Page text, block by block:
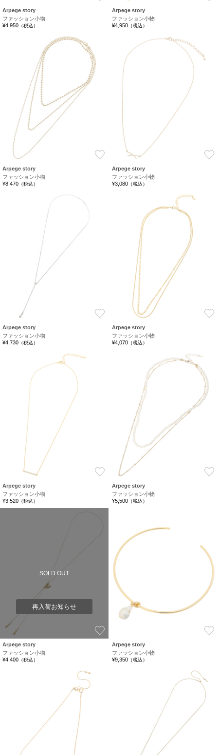
Arpege story
ファッション小物
¥4,950 （税込）
Arpege story
ファッション小物
¥4,950 （税込）
お気に入り
Arpege story
ファッション小物
¥8,470 （税込）
Arpege story
ファッション小物
¥3,080 （税込）
お気に入り
Arpege story
ファッション小物
¥4,730 （税込）
Arpege story
ファッション小物
¥4,070 （税込）
お気に入り
Arpege story
ファッション小物
¥3,520 （税込）
Arpege story
ファッション小物
¥5,500 （税込）
SOLD OUT
再入荷お知らせ
Arpege story
ファッション小物
¥4,400 （税込）
Arpege story
ファッション小物
¥9,350 （税込）